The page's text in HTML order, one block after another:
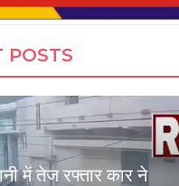
POSTS
में तेज रफ्तार कार ने